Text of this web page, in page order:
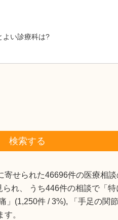
よい診療科は?
検索する
せられた46696件の医療相
れ、 うち446件の相談で「
」(1,250件 / 3%), 「手足の関
。
広島県広島市南区
啓愛クリニック
柿 音高